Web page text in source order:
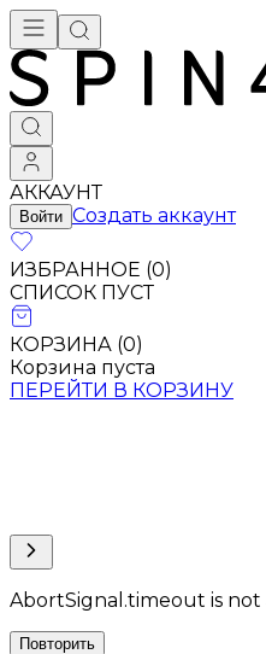
АККАУНТ
Войти Создать аккаунт
ИЗБРАННОЕ (0)
СПИСОК ПУСТ
КОРЗИНА (0)
Корзина пуста
ПЕРЕЙТИ В КОРЗИНУ
AbortSignal.timeout is
Повторить